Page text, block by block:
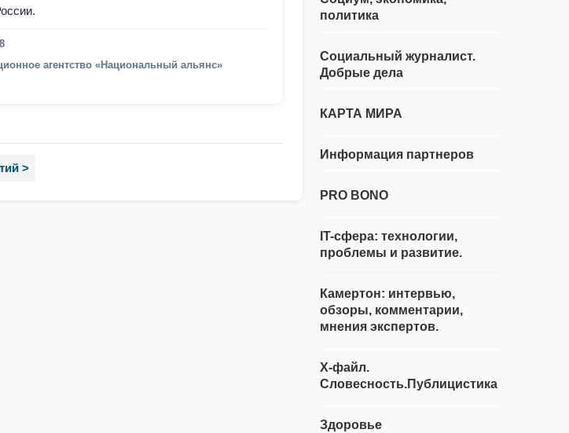
агентство «Национальный альянс»
>
политика
Социальный журналист.
Добрые дела
КАРТА МИРА
Информация партнеров
PRO BONO
IT-сфера: технологии,
проблемы и развитие.
Камертон: интервью,
обзоры, комментарии,
мнения экспертов.
Х-файл.
Словесность.Публицистика
Здоровье